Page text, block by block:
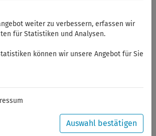
Sehr geehrte Kunden,
in diesem Zeitraum werden ab dem
weiter zu verbessern, erfassen wir
für Statistiken und Analysen.
können wir unsere Angebot für Sie
Auswahl bestätigen